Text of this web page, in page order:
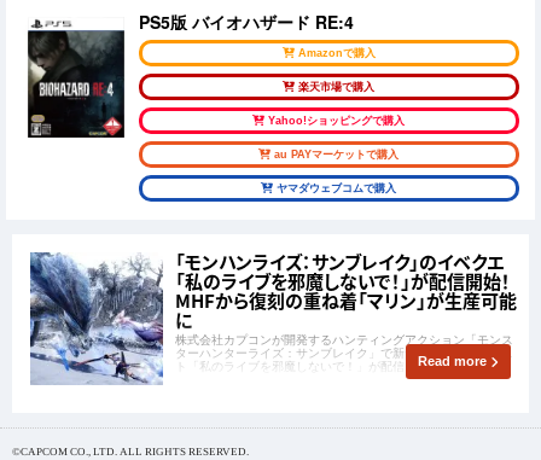
PS5版 バイオハザード RE:4
Amazonで購入
楽天市場で購入
Yahoo!ショッピングで購入
au PAYマーケットで購入
ヤマダウェブコムで購入
「モンハンライズ：サンブレイク」のイベクエ
「私のライブを邪魔しないで！」が配信開始！
MHFから復刻の重ね着「マリン」が生産可能
に
株式会社カプコンが開発するハンティングアクション「モンス
ターハンターライズ：サンブレイク」で新たなイベントクエス
ト「私のライブを邪魔しないで！」が配信されました！
Read more
©CAPCOM CO., LTD. ALL RIGHTS RESERVED.